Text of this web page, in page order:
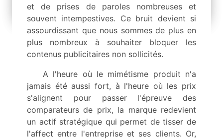
et de prises de paroles nombreuses et
souvent intempestives. Ce bruit devient si
assourdissant que nous sommes de plus en
plus nombreux à souhaiter bloquer les
contenus publicitaires non sollicités.
A l'heure où le mimétisme produit n'a
jamais été aussi fort, à l'heure où les prix
s'alignent pour passer l'épreuve des
comparateurs de prix, la marque redevient
un actif stratégique qui permet de tisser de
l'affect entre l'entreprise et ses clients. Or,